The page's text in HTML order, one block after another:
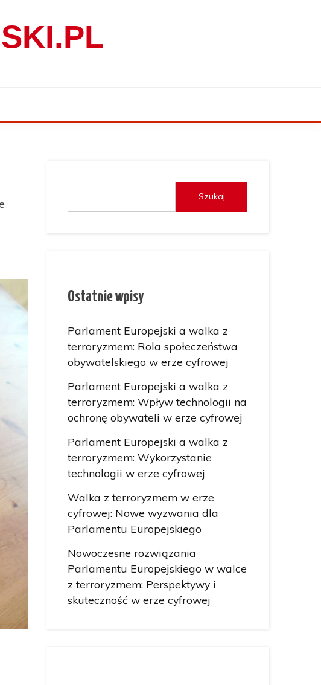
Szukaj
Ostatnie wpisy
Parlament Europejski a walka z
terroryzmem: Rola społeczeństwa
obywatelskiego w erze cyfrowej
Parlament Europejski a walka z
terroryzmem: Wpływ technologii na
ochronę obywateli w erze cyfrowej
Parlament Europejski a walka z
terroryzmem: Wykorzystanie
technologii w erze cyfrowej
Walka z terroryzmem w erze
cyfrowej: Nowe wyzwania dla
Parlamentu Europejskiego
Nowoczesne rozwiązania
Parlamentu Europejskiego w walce
z terroryzmem: Perspektywy i
skuteczność w erze cyfrowej